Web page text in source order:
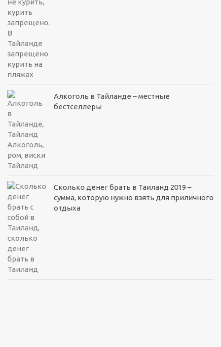
Алкоголь в Тайланде – местные
бестселлеры
Сколько денег брать в Таиланд 2019 –
сумма, которую нужно взять для приличного
отдыха